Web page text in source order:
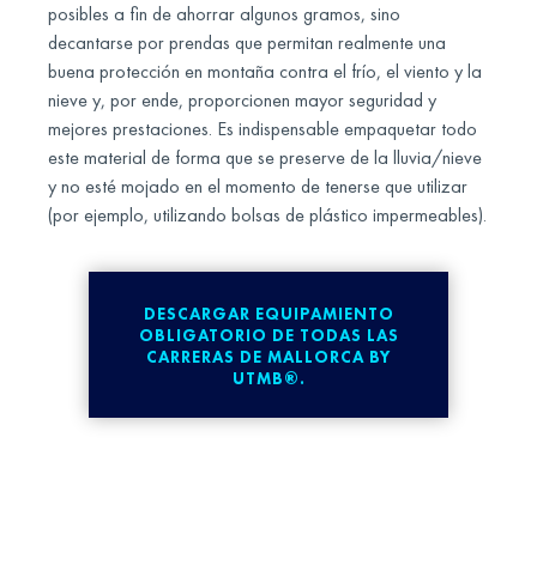
posibles a fin de ahorrar algunos gramos, sino
decantarse por prendas que permitan realmente una
buena protección en montaña contra el frío, el viento y la
nieve y, por ende, proporcionen mayor seguridad y
mejores prestaciones. Es indispensable empaquetar todo
este material de forma que se preserve de la lluvia/nieve
y no esté mojado en el momento de tenerse que utilizar
(por ejemplo, utilizando bolsas de plástico impermeables).
DESCARGAR EQUIPAMIENTO
OBLIGATORIO DE TODAS LAS
CARRERAS DE MALLORCA BY
UTMB®.